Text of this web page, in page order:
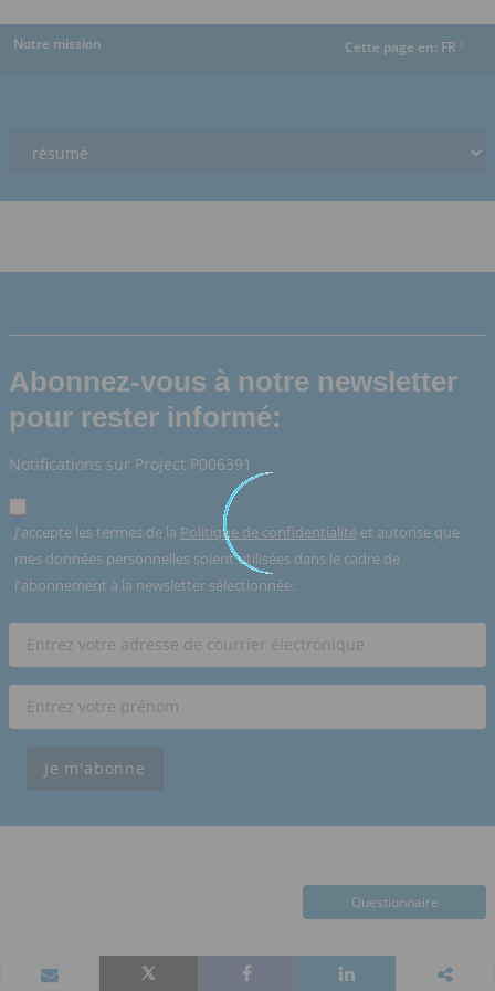
Notre mission Cette page en: FR
Abonnez-vous à notre newsletter
pour rester informé:
Notifications sur Project P006391
J'accepte les termes de la Politique de confidentialité et autorise que
mes données personnelles soient utilisées dans le cadre de
l'abonnement à la newsletter sélectionnée.
Je m'abonne
Questionnaire